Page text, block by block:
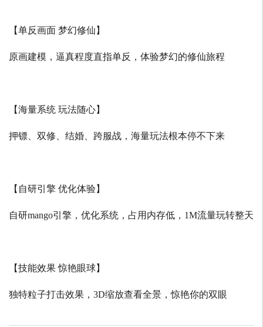
【单反画面 梦幻修仙】
原画建模，逼真程度直指单反，体验梦幻的修仙旅程
【海量系统 玩法随心】
押镖、双修、结婚、跨服战，海量玩法根本停不下来
【自研引擎 优化体验】
自研mango引擎，优化系统，占用内存低， 1M流量玩转整天
【技能效果 惊艳眼球】
独特粒子打击效果， 3D缩放查看全景，惊艳你的双眼